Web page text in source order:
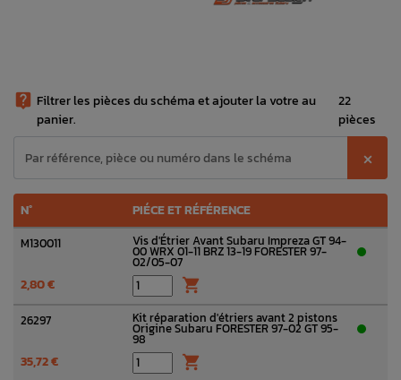
 Filtrer les pièces du schéma et ajouter la votre au
panier.
22
pièces
⨉
N° PIÉCE ET RÉFÉRENCE
M130011 Vis d'Étrier Avant Subaru Impreza GT 94-
00 WRX 01-11 BRZ 13-19 FORESTER 97-
02/05-07
2,80 € 
26297 Kit réparation d'étriers avant 2 pistons
Origine Subaru FORESTER 97-02 GT 95-
98
35,72 € 